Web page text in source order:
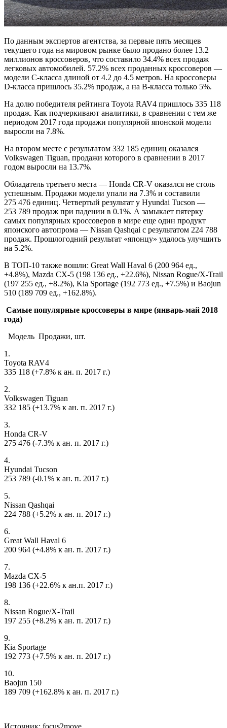
По данным экспертов агентства, за первые пять месяцев
текущего года на мировом рынке было продано более 13.2
миллионов кроссоверов, что составило 34.4% всех продаж
легковых автомобилей. 57.2% всех проданных кроссоверов —
модели С-класса длиной от 4.2 до 4.5 метров. На кроссоверы
D-класса пришлось 35.2% продаж, а на В-класса только 5%.
На долю победителя рейтинга Toyota RAV4 пришлось 335 118
продаж. Как подчеркивают аналитики, в сравнении с тем же
периодом 2017 года продажи популярной японской модели
выросли на 7.8%.
На втором месте с результатом 332 185 единиц оказался
Volkswagen Tiguan, продажи которого в сравнении в 2017
годом выросли на 13.7%.
Обладатель третьего места — Honda CR-V оказался не столь
успешным. Продажи модели упали на 7.3% и составили
275 476 единиц. Четвертый результат у Hyundai Tucson —
253 789 продаж при падении в 0.1%. А замыкает пятерку
самых популярных кроссоверов в мире еще один продукт
японского автопрома — Nissan Qashqai с результатом 224 788
продаж. Прошлогодний результат «японцу» удалось улучшить
на 5.2%.
В ТОП-10 также вошли: Great Wall Haval 6 (200 964 ед.,
+4.8%), Mazda CX-5 (198 136 ед., +22.6%), Nissan Rogue/X-Trail
(197 255 ед., +8.2%), Kia Sportage (192 773 ед., +7.5%) и Baojun
510 (189 709 ед., +162.8%).
Самые популярные кроссоверы в мире (январь-май 2018
года)
Модель Продажи, шт.
1.
Toyota RAV4
335 118 (+7.8% к ан. п. 2017 г.)
2.
Volkswagen Tiguan
332 185 (+13.7% к ан. п. 2017 г.)
3.
Honda CR-V
275 476 (-7.3% к ан. п. 2017 г.)
4.
Hyundai Tucson
253 789 (-0.1% к ан. п. 2017 г.)
5.
Nissan Qashqai
224 788 (+5.2% к ан. п. 2017 г.)
6.
Great Wall Haval 6
200 964 (+4.8% к ан. п. 2017 г.)
7.
Mazda CX-5
198 136 (+22.6% к ан.п. 2017 г.)
8.
Nissan Rogue/X-Trail
197 255 (+8.2% к ан. п. 2017 г.)
9.
Kia Sportage
192 773 (+7.5% к ан. п. 2017 г.)
10.
Baojun 150
189 709 (+162.8% к ан. п. 2017 г.)